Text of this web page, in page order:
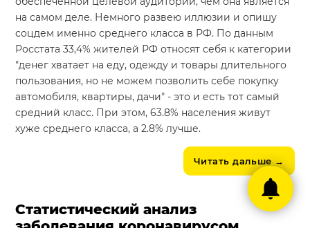
на самом деле. Немного развею иллюзии и опишу
соцдем именно среднего класса в РФ. По данным
Росстата 33,4% жителей РФ относят себя к категории
"денег хватает на еду, одежду и товары длительного
пользования, но не можем позволить себе покупку
автомобиля, квартиры, дачи" - это и есть тот самый
средний класс. При этом, 63.8% населения живут
хуже среднего класса, а 2.8% лучше.
Читать дальше→
Статистический анализ